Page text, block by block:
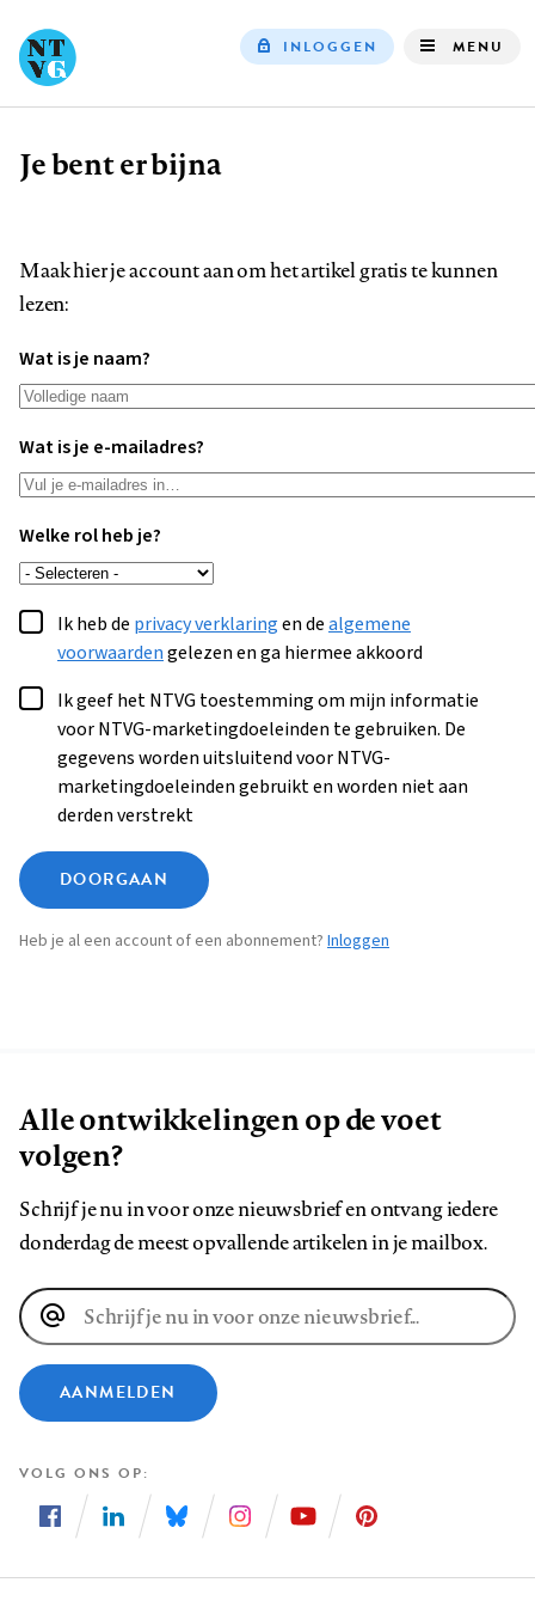
INLOGGEN MENU
Kruimelpad
Je bent er bijna
Maak hier je account aan om het artikel gratis te kunnen
lezen:
Wat is je naam?
Wat is je e-mailadres?
Welke rol heb je?
Ik heb de privacy verklaringen dealgemene
voorwaardengelezen en ga hiermee akkoord
Ik geef het NTVG toestemming om mijn informatie
voor NTVG-marketingdoeleinden te gebruiken. De
gegevens worden uitsluitend voor NTVG-
marketingdoeleinden gebruikt en worden niet aan
derden verstrekt
DOORGAAN
Heb je al een account of een abonnement? Inloggen
Alle ontwikkelingen op de voet
volgen?
Schrijf je nu in voor onze nieuwsbrief en ontvang iedere
donderdag de meest opvallende artikelen in je mailbox.
E-
mailadres
AANMELDEN
VOLG ONS OP
ons
ons
ons
ons
ons
ons